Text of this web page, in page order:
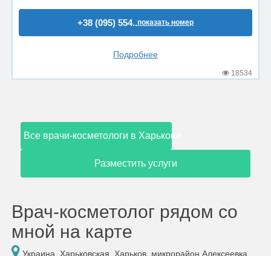
+38 (095) 554..показать номер
Подробнее
18534
Все врачи-косметологи в Харькове
Разместить услуги
Врач-косметолог рядом со
мной на карте
Украина, Харьковская, Харьков, микрорайон Алексеевка